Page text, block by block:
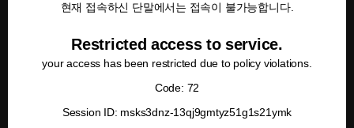
현재 접속하신 단말에서는 접속이 불가능합니다.
Restricted access to service.
your access has been restricted due to policy violations.
Code: 72
Session ID: msks3dnz-13qj9gmtyz51g1s21ymk